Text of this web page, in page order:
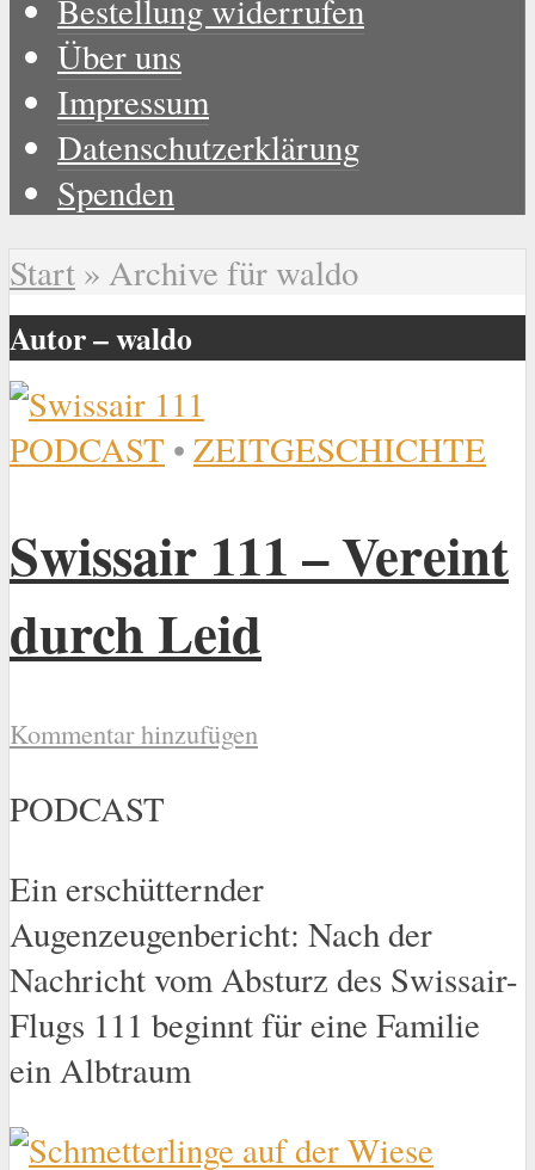
Bestellung widerrufen
Über uns
Impressum
Datenschutzerklärung
Spenden
Start » Archive für waldo
Autor – waldo
PODCAST • ZEITGESCHICHTE
Swissair 111 – Vereint
durch Leid
Kommentar hinzufügen
PODCAST
Ein erschütternder
Augenzeugenbericht: Nach der
Nachricht vom Absturz des Swissair-
Flugs 111 beginnt für eine Familie
ein Albtraum